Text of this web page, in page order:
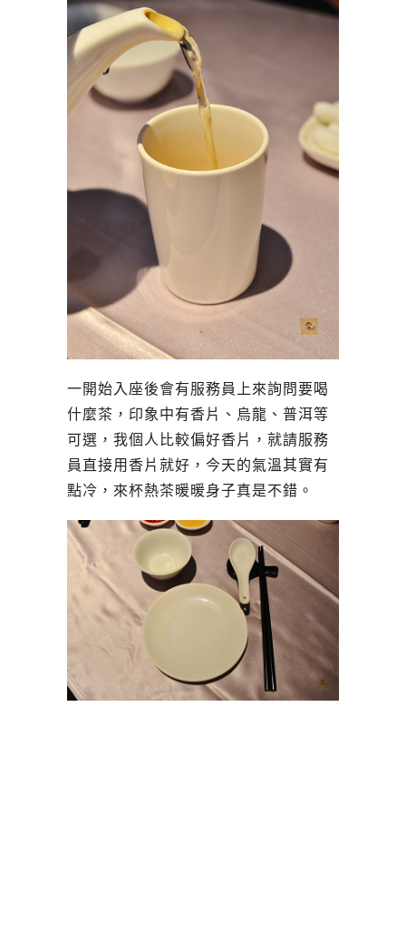
一開始入座後會有服務員上來詢問要喝
什麼茶，印象中有香片、烏龍、普洱等
可選，我個人比較偏好香片，就請服務
員直接用香片就好，今天的氣溫其實有
點冷，來杯熱茶暖暖身子真是不錯。